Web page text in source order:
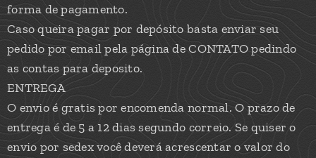
forma de pagamento.
Caso queira pagar por depósito basta enviar seu
pedido por email pela página de CONTATO pedindo
as contas para deposito.
ENTREGA
O envio é gratis por encomenda normal. O prazo de
entrega é de 5 a 12 dias segundo correio. Se quiser o
envio por sedex você deverá acrescentar o valor do